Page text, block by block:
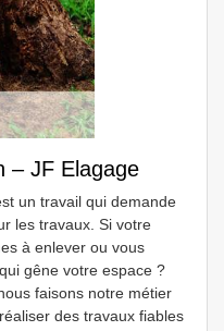
– JF Elagage
un travail qui demande
les travaux. Si votre
à enlever ou vous
gêne votre espace ?
faisons notre métier
des travaux fiables